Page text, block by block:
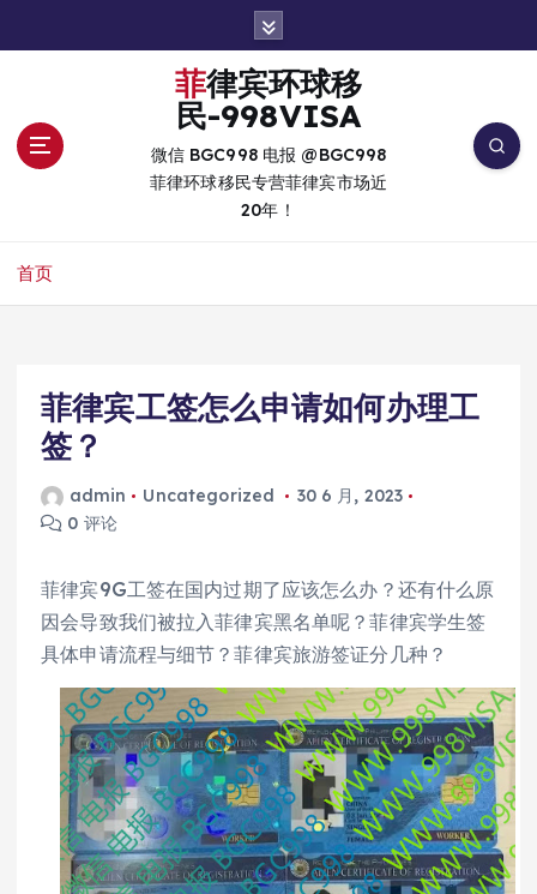
菲律宾环球移
民-998VISA
微信 BGC998 电报 @BGC998
菲律环球移民专营菲律宾市场近
20年！
首页
菲律宾工签怎么申请如何办理工
签？
admin Uncategorized
30 6 月, 2023
0 评论
菲律宾9G工签在国内过期了应该怎么办？还有什么原
因会导致我们被拉入菲律宾黑名单呢？菲律宾学生签
具体申请流程与细节？菲律宾旅游签证分几种？